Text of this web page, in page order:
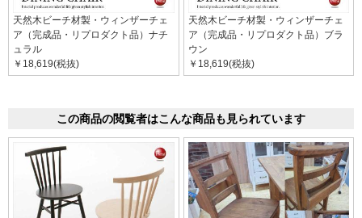
天然木ビーチ材製・ウィンザーチェ
ア（完成品・リプロダクト品）ナチ
ュラル
￥18,619(税抜)
天然木ビーチ材製・ウィンザーチェ
ア（完成品・リプロダクト品）ブラ
ウン
￥18,619(税抜)
この商品の閲覧者はこんな商品も見られています